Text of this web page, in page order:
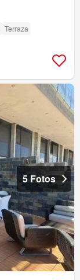
Terraza
5 Fotos